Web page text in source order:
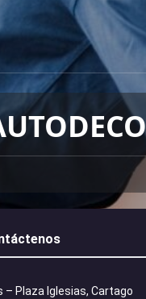
Plaza Iglesias, Cartago